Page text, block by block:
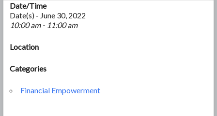
Date/Time
Date(s) - June 30, 2022
10:00 am - 11:00 am
Location
Categories
Financial Empowerment